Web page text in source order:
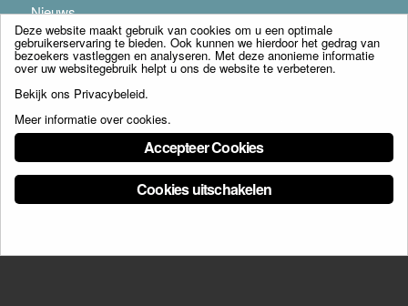
Nieuws
© Copyright - Franciscus Huis Weert B.V. - webdesign:
Deze website maakt gebruik van cookies om u een optimale
gebruikerservaring te bieden. Ook kunnen we hierdoor het gedrag van
bezoekers vastleggen en analyseren. Met deze anonieme informatie
over uw websitegebruik helpt u ons de website te verbeteren.
Bekijk ons Privacybeleid.
Meer informatie over cookies.
Accepteer Cookies
Cookies uitschakelen